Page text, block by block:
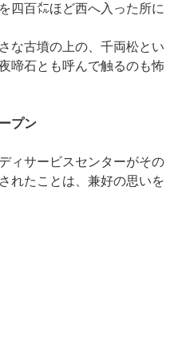
四百㍍ほど西へ入った所に
な古墳の上の、千両松とい
啼石とも呼んで触るのも怖
プン
ィサービスセンターがその
れたことは、兼好の思いを